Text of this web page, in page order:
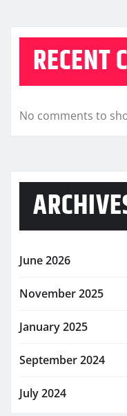
RECENT
No comments to
June 2026
November 2025
January 2025
September 2024
July 2024